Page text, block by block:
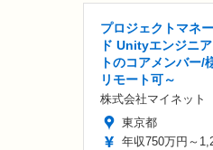
プロジェクトマネ
ド Unityエンジニ
トのコアメンバー/
リモート可～
株式会社マイネット
東京都
年収750万円～